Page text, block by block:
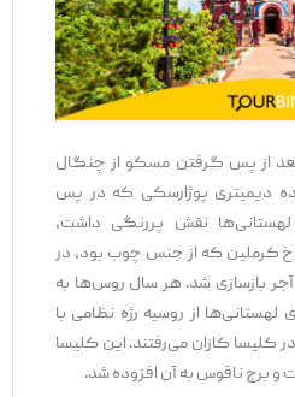
از پس گرفتن مسکو از چنگال
دیمیتری پوژارسکی که در پس
نقش پررنگی داشت،
کرملین که از جنس چوب بود، در
بازسازی شد. هر سال روس‌ها به
از روسیه رژه نظامی با
کلیسا کازان می‌رفتند. این کلیسا
ناقوس به آن افزوده شد.